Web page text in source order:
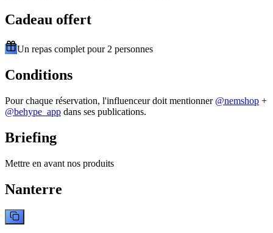
Cadeau offert
Un repas complet pour 2 personnes
Conditions
Pour chaque réservation, l'influenceur doit mentionner @nemshop +
@behype_app dans ses publications.
Briefing
Mettre en avant nos produits
Nanterre